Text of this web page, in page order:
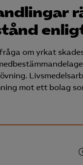
om yrkat
mot ett bolag